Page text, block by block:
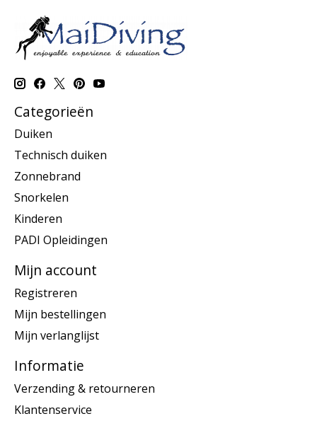
Categorieën
Duiken
Technisch duiken
Zonnebrand
Snorkelen
Kinderen
PADI Opleidingen
Mijn account
Registreren
Mijn bestellingen
Mijn verlanglijst
Informatie
Verzending & retourneren
Klantenservice